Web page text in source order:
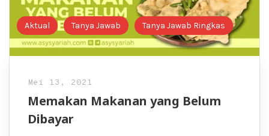
Aktual Tanya Jawab Tanya Jawab Ringkas
Mei 13, 2021
Memakan Makanan yang Belum
Dibayar